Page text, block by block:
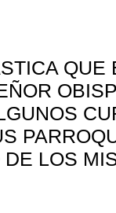
QUE
DE LOS